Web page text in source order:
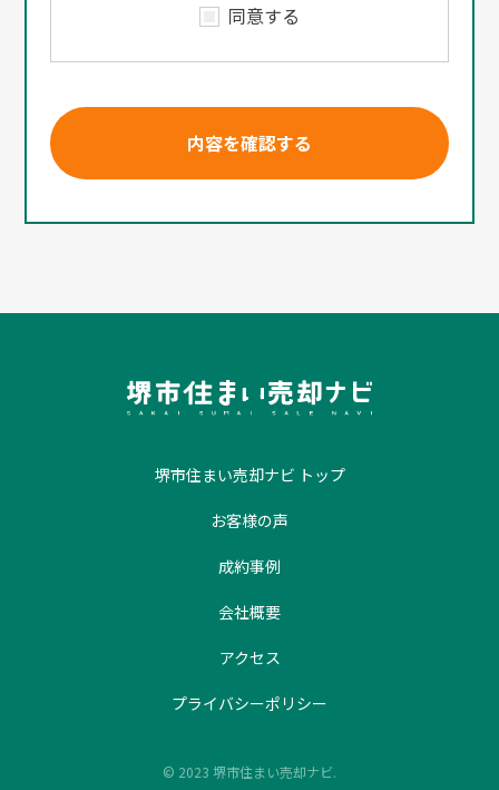
同意する
内容を確認する
堺市住まい売却ナビ トップ
お客様の声
成約事例
会社概要
アクセス
プライバシーポリシー
© 2023 堺市住まい売却ナビ.